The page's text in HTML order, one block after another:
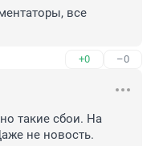
все
+0 –0
такие сбои. На
не новость.